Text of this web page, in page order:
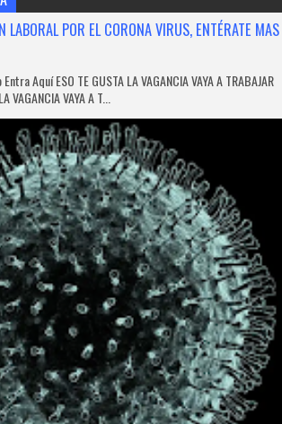
LABORAL POR EL CORONA VIRUS, ENTÉRATE MAS
Aquí ESO TE GUSTA LA VAGANCIA VAYA A TRABAJAR
VAGANCIA VAYA A T...